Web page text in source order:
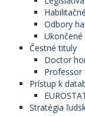
Odbory
Čestné tituly
Doctor
Professor
Prístup k
Stratégia